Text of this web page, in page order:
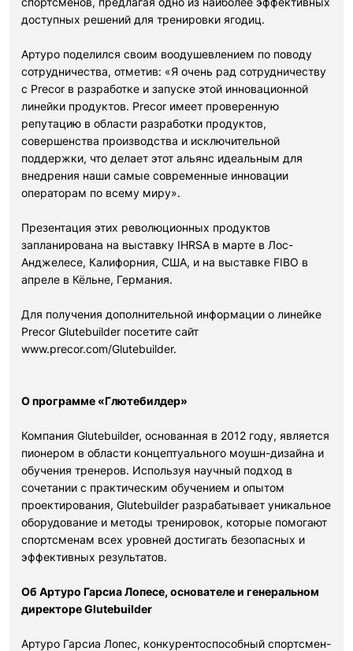
доступных решений для тренировки ягодиц.
Артуро поделился своим воодушевлением по поводу
сотрудничества, отметив: «Я очень рад сотрудничеству
с Precor в разработке и запуске этой инновационной
линейки продуктов. Precor имеет проверенную
репутацию в области разработки продуктов,
совершенства производства и исключительной
поддержки, что делает этот альянс идеальным для
внедрения наши самые современные инновации
операторам по всему миру».
Презентация этих революционных продуктов
запланирована на выставку IHRSA в марте в Лос-
Анджелесе, Калифорния, США, и на выставке FIBO в
апреле в Кёльне, Германия.
Для получения дополнительной информации о линейке
Precor Glutebuilder посетите сайт
www.precor.com/Glutebuilder.
О программе «Глютебилдер»
Компания Glutebuilder, основанная в 2012 году, является
пионером в области концептуального моушн-дизайна и
обучения тренеров. Используя научный подход в
сочетании с практическим обучением и опытом
проектирования, Glutebuilder разрабатывает уникальное
оборудование и методы тренировок, которые помогают
спортсменам всех уровней достигать безопасных и
эффективных результатов.
Об Артуро Гарсиа Лопесе, основателе и генеральном
директоре Glutebuilder
Артуро Гарсиа Лопес, конкурентоспособный спортсмен-